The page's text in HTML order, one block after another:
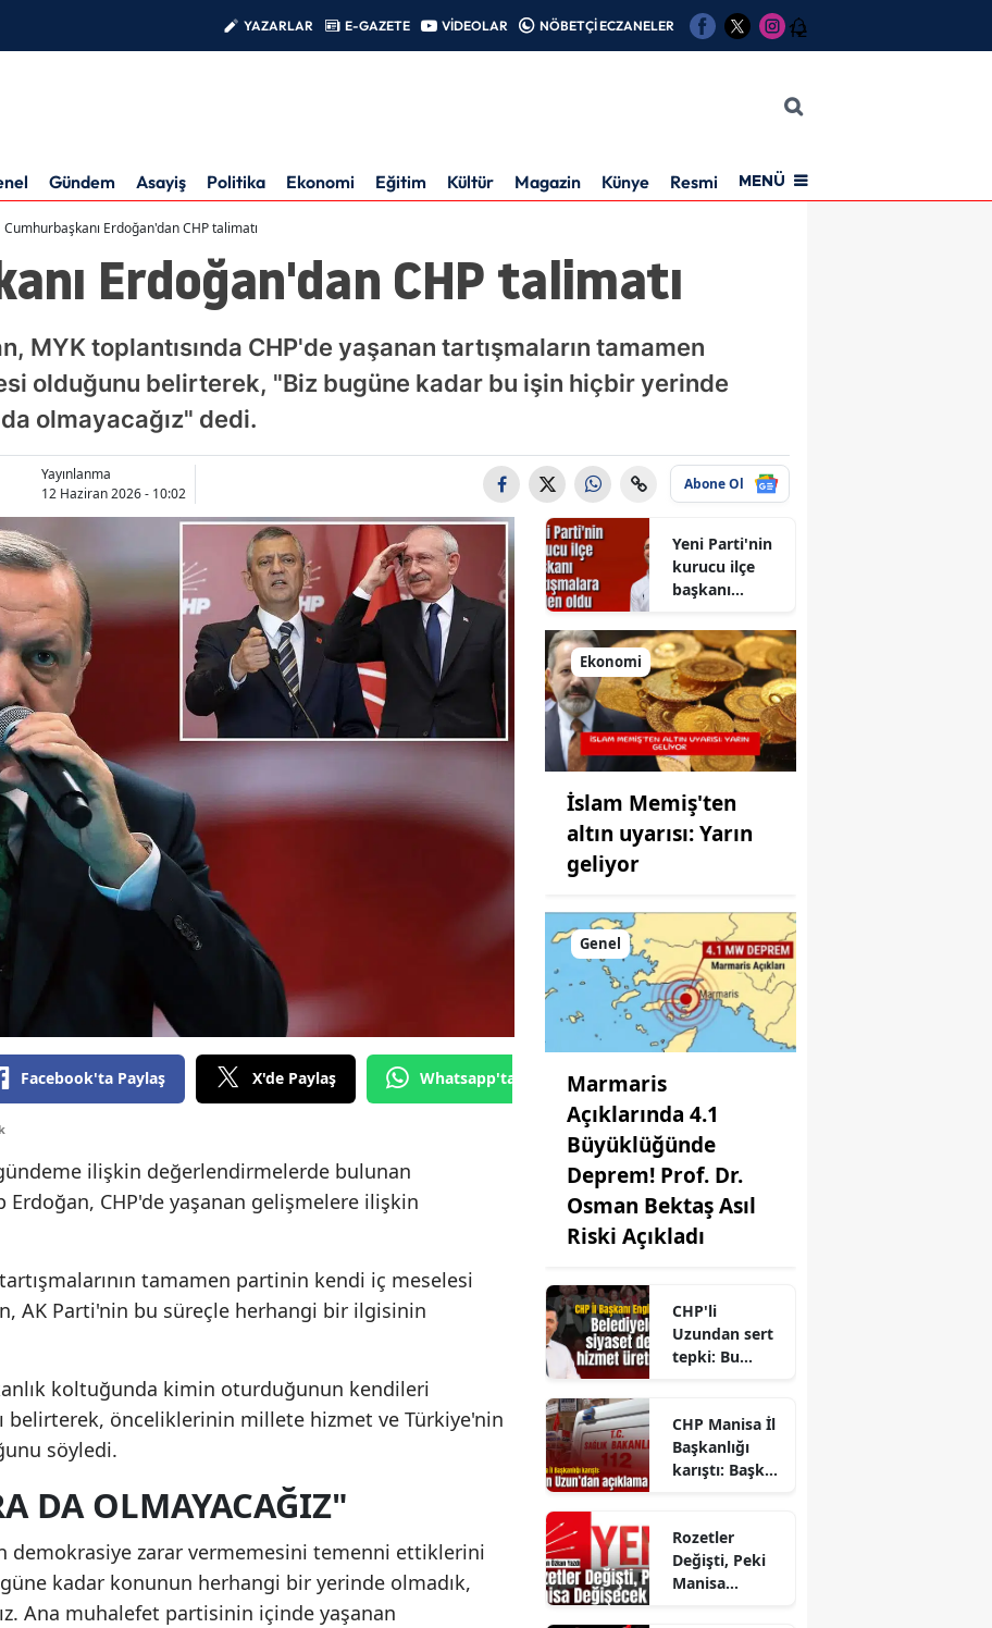
YAZARLAR E-GAZETE VİDEOLAR NÖBETÇİ ECZANELER 12
Gündem Asayiş Politika Ekonomi Eğitim Kültür Magazin Künye Resmi İlanMENÜ
Cumhurbaşkanı Erdoğan'dan CHP talimatı
Erdoğan'dan CHP talimatı
MYK toplantısında CHP'de yaşanan tartışmaların tamamen
olduğunu belirterek, "Biz bugüne kadar bu işin hiçbir yerinde
olmayacağız" dedi.
Yayınlanma
12 Haziran 2026 - 10:02
Abone Ol
Facebook'ta Paylaş X'de Paylaş Whatsapp'tan Gönder
ilişkin değerlendirmelerde bulunan
Erdoğan, CHP'de yaşanan gelişmelere ilişkin
tamamen partinin kendi iç meselesi
AK Parti'nin bu süreçle herhangi bir ilgisinin
koltuğunda kimin oturduğunun kendileri
belirterek, önceliklerinin millete hizmet ve Türkiye'nin
söyledi.
DA OLMAYACAĞIZ"
demokrasiye zarar vermemesini temenni ettiklerini
kadar konunun herhangi bir yerinde olmadık,
Ana muhalefet partisinin içinde yaşanan
Yeni Parti'nin
kurucu ilçe
başkanı
neden oldu
Ekonomi
İslam Memiş'ten
altın uyarısı: Yarın
geliyor
Genel
Marmaris
Açıklarında 4.1
Büyüklüğünde
Deprem! Prof. Dr.
Osman Bektaş Asıl
Riski Açıkladı
CHP'li
Uzundan sert
tepki: Bu
CHP Manisa İl
Başkanlığı
karıştı: Başkan
Rozetler
Değişti, Peki
Manisa